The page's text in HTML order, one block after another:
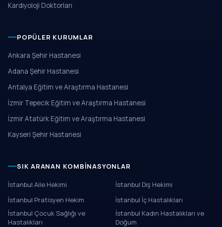
Kardiyoloji Doktorları
POPÜLER KURUMLAR
Ankara Şehir Hastanesi
Adana Şehir Hastanesi
Antalya Eğitim ve Araştırma Hastanesi
İzmir Tepecik Eğitim ve Araştırma Hastanesi
İzmir Atatürk Eğitim ve Araştırma Hastanesi
Kayseri Şehir Hastanesi
SIK ARANAN KOMBINASYONLAR
İstanbul Aile Hekimi
İstanbul Diş Hekimi
İstanbul Pratisyen Hekim
İstanbul İç Hastalıkları
İstanbul Çocuk Sağlığı ve
Hastalıkları
İstanbul Kadın Hastalıkları ve
Doğum